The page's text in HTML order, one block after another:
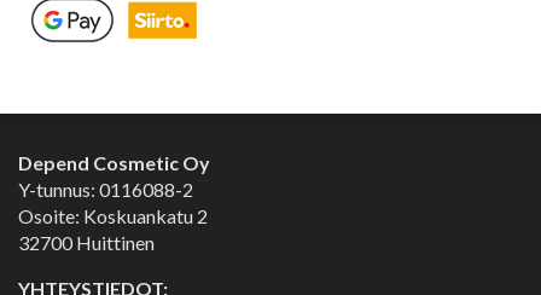
Depend Cosmetic Oy
Y-tunnus: 0116088-2
Osoite: Koskuankatu 2
32700 Huittinen
YHTEYSTIEDOT: